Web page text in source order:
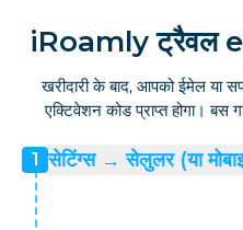
iRoamly ट्रैवल
खरीदारी के बाद, आपको ईमेल
एक्टिवेशन कोड प्राप्त होगा।
1 सेटिंग्स → सेलुलर (या